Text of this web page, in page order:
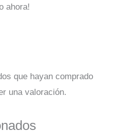
ahora!
que hayan comprado
una valoración.